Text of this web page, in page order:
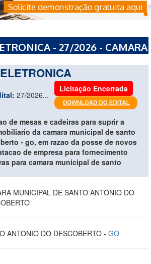
Solicite demonstração gratuita aqui
- 27/2026 - CAMARA
27/2026...
Licitação Encerrada
de mesas e cadeiras para suprir a
da camara municipal de santo
- go, em razao da posse de novos
de empresa para fornecimento
para camara municipal de santo
MUNICIPAL DE SANTO ANTONIO DO
ANTONIO DO DESCOBERTO - GO